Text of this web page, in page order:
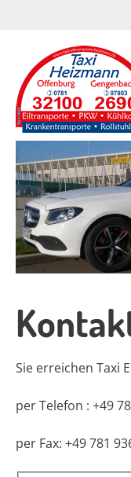
content
Sie erreichen Taxi
per Telefon : +49
per Fax: +49 781